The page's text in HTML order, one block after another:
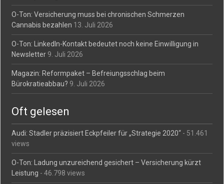
O-Ton: Versicherung muss bei chronischen Schmerzen
Cannabis bezahlen 13. Juli 2026
O-Ton: LinkedIn-Kontakt bedeutet noch keine Einwilligung in
Newsletter 9. Juli 2026
Magazin: Reformpaket – Befreiungsschlag beim
Bürokratieabbau? 9. Juli 2026
Oft gelesen
Audi: Stadler präzisiert Eckpfeiler für „Strategie 2020“ - 51.461
views
O-Ton: Ladung unzureichend gesichert – Versicherung kürzt
Leistung - 46.798 views